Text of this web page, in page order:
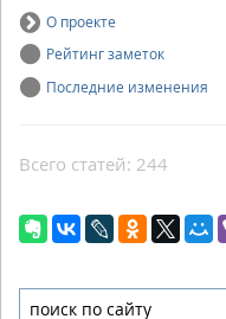
О проекте
Рейтинг заметок
Последние изменения
Всего статей: 244